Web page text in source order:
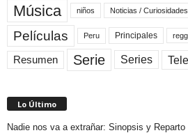
Música niños Noticias / Curiosidades
Películas Peru Principales
Resumen Serie Series
Lo Último
Nadie nos va a extrañar: Sinopsis y Reparto